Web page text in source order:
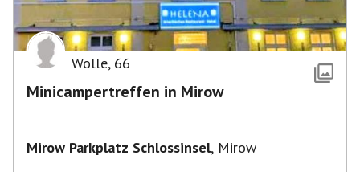
Wolle, 66
Minicampertreffen in Mirow
Mirow Parkplatz Schlossinsel, Mirow